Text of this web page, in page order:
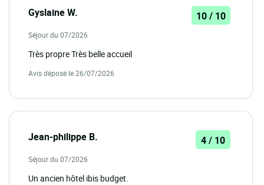
Gyslaine W. 10 / 10
Séjour du 07/2026
Très propre Très belle accueil
Avis déposé le 26/07/2026
Jean-philippe B. 4 / 10
Séjour du 07/2026
Un ancien hôtel ibis budget.